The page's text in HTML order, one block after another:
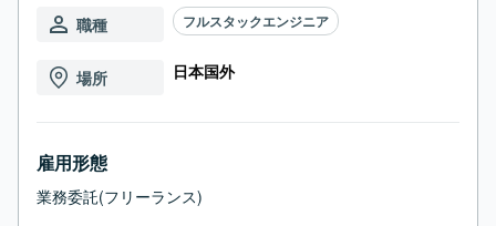
職種 フルスタックエンジニア
場所 日本国外
雇用形態
業務委託(フリーランス)